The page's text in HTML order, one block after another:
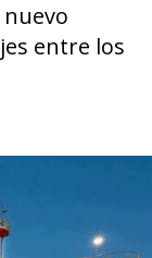
entre los